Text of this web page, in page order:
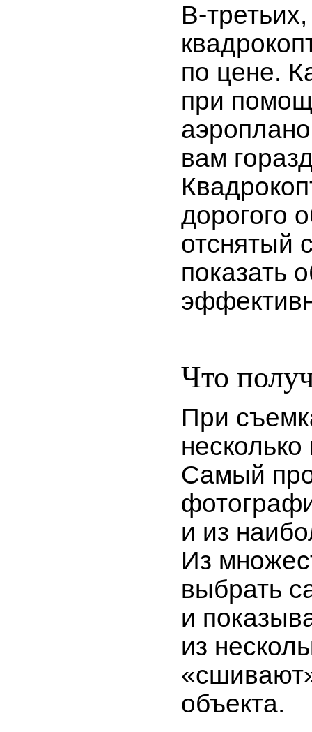
В-третьих,
по цене.
при
вам
дорогого
отснятый
показать
Что
При
Самый
и из
Из
выбрать
и
из
объекта.